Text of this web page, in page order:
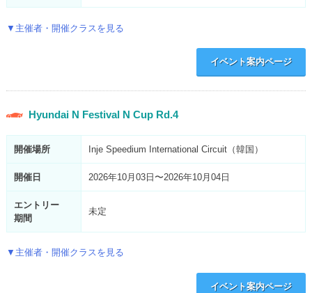
▼主催者・開催クラスを見る
イベント案内ページ
Hyundai N Festival N Cup Rd.4
開催場所 Inje Speedium International Circuit（韓国）
開催日 2026年10月03日〜2026年10月04日
エントリー
期間
未定
▼主催者・開催クラスを見る
イベント案内ページ